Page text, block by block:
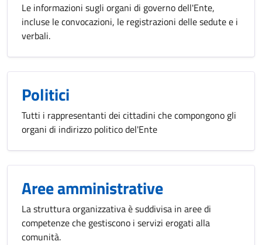
Le informazioni sugli organi di governo dell'Ente,
incluse le convocazioni, le registrazioni delle sedute e i
verbali.
Politici
Tutti i rappresentanti dei cittadini che compongono gli
organi di indirizzo politico del'Ente
Aree amministrative
La struttura organizzativa è suddivisa in aree di
competenze che gestiscono i servizi erogati alla
comunità.